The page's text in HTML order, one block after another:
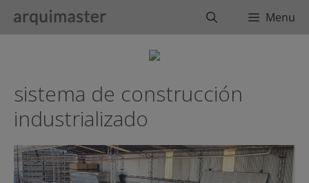
BuscarMenu
sistema de construcción
industrializado